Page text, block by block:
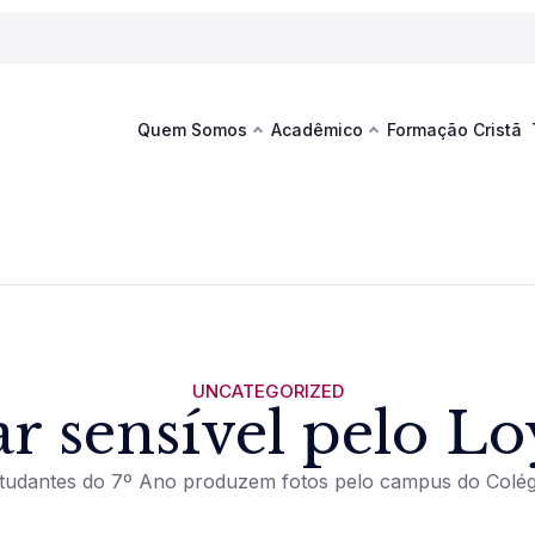
Quem Somos
Documentos Institucionais
Acadêmico Formação Cristã
UNCATEGORIZED
sensível pelo
do 7º Ano produzem fotos pelo campus do